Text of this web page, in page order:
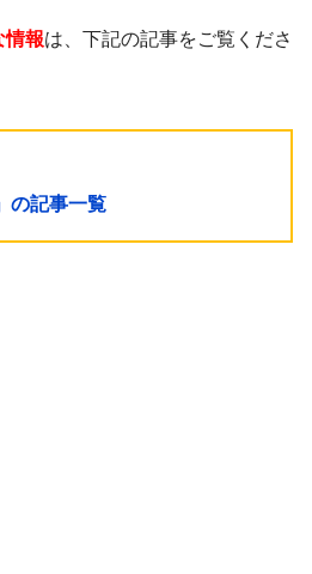
情報は、下記の記事をご覧くださ
の記事一覧